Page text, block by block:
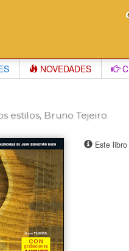
NOVEDADES
estilos, Bruno Tejeiro
Este